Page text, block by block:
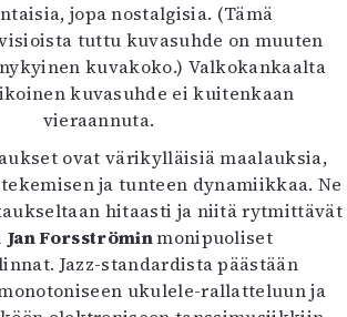
jopa nostalgisia. (Tämä
tuttu kuvasuhde on muuten
kuvakoko.) Valkokankaalta
kuvasuhde ei kuitenkaan
vieraannuta.
ovat värikylläisiä maalauksia,
ja tunteen dynamiikkaa. Ne
hitaasti ja niitä rytmittävät
Jan Forsströminmonipuoliset
Jazz-standardista päästään
ukulele-rallatteluun ja